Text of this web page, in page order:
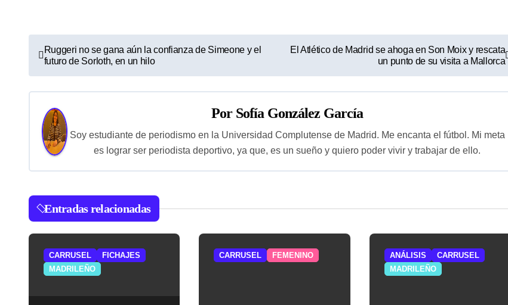
N
a
v
a
c
i
ó
Ruggeri no se gana aún la confianza de Simeone y el
futuro de Sorloth, en un hilo
El Atlético de Madrid se ahoga en Son Moix y rescata
un punto de su visita a Mallorca
Por Sofía González García
Soy estudiante de periodismo en la Universidad Complutense de Madrid. Me encanta el fútbol. Mi meta
es lograr ser periodista deportivo, ya que, es un sueño y quiero poder vivir y trabajar de ello.
Entradas relacionadas
CARRUSEL
FICHAJES
MADRILEÑO
CARRUSEL FEMENINO ANÁLISIS
CARRUSEL
MADRILEÑO